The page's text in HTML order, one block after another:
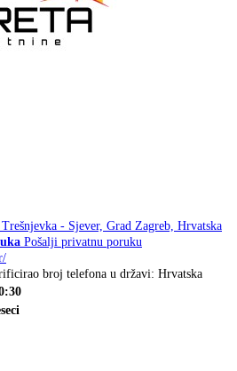
- Sjever, Grad Zagreb, Hrvatska
Pošalji privatnu poruku
broj telefona u državi: Hrvatska